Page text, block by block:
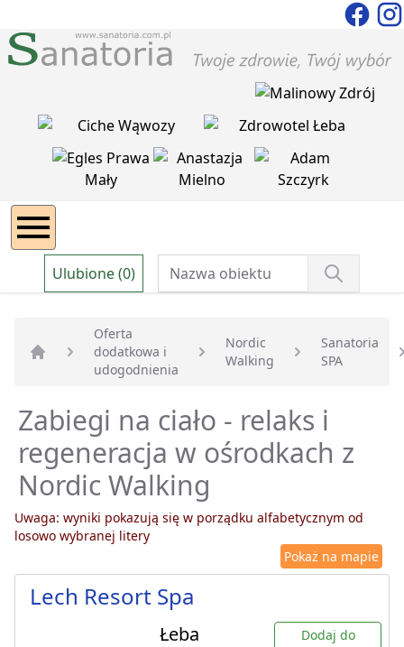
Ulubione (0)
Strona główna
Oferta
dodatkowa i
udogodnienia
Nordic
Walking
Sanatoria
SPA
Zabiegi na ciało - relaks i
regeneracja w ośrodkach z
Nordic Walking
Uwaga: wyniki pokazują się w porządku alfabetycznym od
losowo wybranej litery
Pokaż na mapie
Lech Resort Spa
Łeba
Dodaj do